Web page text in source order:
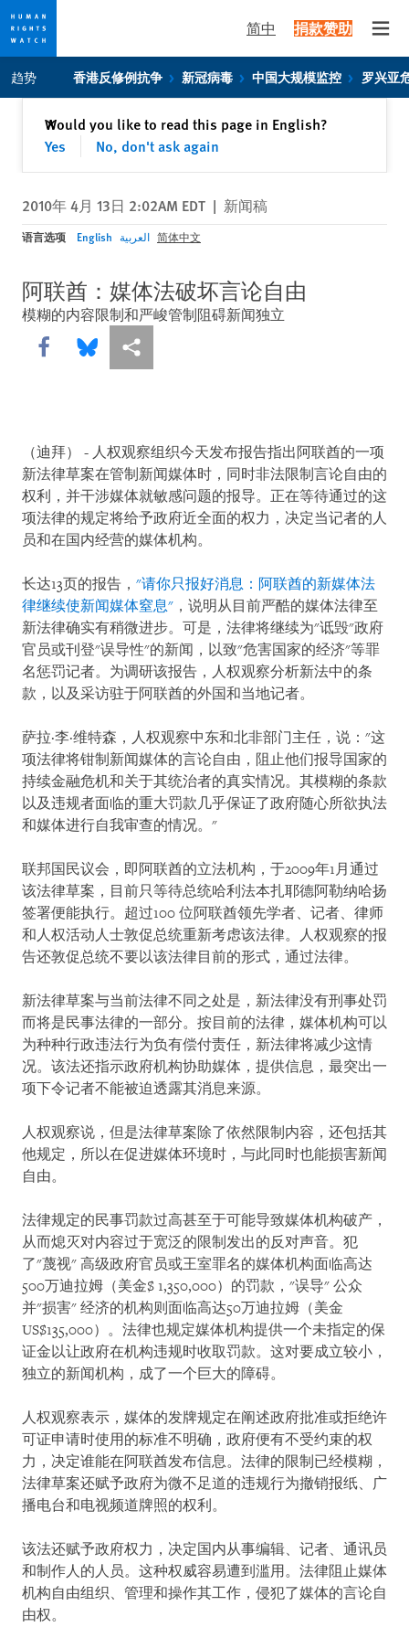
Skip
to
privacy
Skip
to
content
简中 捐款赞助
趋势 香港反修例抗争 新冠病毒 中国大规模监控 罗兴亚
Would you like to read this page in English?
Yes
No, don't ask again
✕关闭
2010年 4月 13日 2:02AM EDT | 新闻稿
语言选项 English العربية 简体中文
阿联酋：媒体法破坏言论自由
模糊的内容限制和严峻管制阻碍新闻独立
Share this via Facebook
Share this via Bluesky
More sharing options
（迪拜） - 人权观察组织今天发布报告指出阿联酋的一项
新法律草案在管制新闻媒体时，同时非法限制言论自由的
权利，并干涉媒体就敏感问题的报导。正在等待通过的这
项法律的规定将给予政府近全面的权力，决定当记者的人
员和在国内经营的媒体机构。
长达13页的报告， "请你只报好消息：阿联酋的新媒体法
律继续使新闻媒体窒息" ，说明从目前严酷的媒体法律至
新法律确实有稍微进步。可是，法律将继续为"诋毁"政府
官员或刊登"误导性"的新闻，以致"危害国家的经济"等罪
名惩罚记者。为调研该报告，人权观察分析新法中的条
款，以及采访驻于阿联酋的外国和当地记者。
萨拉·李·维特森，人权观察中东和北非部门主任，说："这
项法律将钳制新闻媒体的言论自由，阻止他们报导国家的
持续金融危机和关于其统治者的真实情况。其模糊的条款
以及违规者面临的重大罚款几乎保证了政府随心所欲执法
和媒体进行自我审查的情况。"
联邦国民议会，即阿联酋的立法机构，于2009年1月通过
该法律草案，目前只等待总统哈利法本扎耶德阿勒纳哈扬
签署便能执行。超过100 位阿联酋领先学者、记者、律师
和人权活动人士敦促总统重新考虑该法律。人权观察的报
告还敦促总统不要以该法律目前的形式，通过法律。
新法律草案与当前法律不同之处是，新法律没有刑事处罚
而将是民事法律的一部分。按目前的法律，媒体机构可以
为种种行政违法行为负有偿付责任，新法律将减少这情
况。该法还指示政府机构协助媒体，提供信息，最突出一
项下令记者不能被迫透露其消息来源。
人权观察说，但是法律草案除了依然限制内容，还包括其
他规定，所以在促进媒体环境时，与此同时也能损害新闻
自由。
法律规定的民事罚款过高甚至于可能导致媒体机构破产，
从而熄灭对内容过于宽泛的限制发出的反对声音。犯
了"蔑视" 高级政府官员或王室罪名的媒体机构面临高达
500万迪拉姆（美金$ 1,350,000）的罚款，"误导" 公众
并"损害" 经济的机构则面临高达50万迪拉姆（美金
US$135,000）。法律也规定媒体机构提供一个未指定的保
证金以让政府在机构违规时收取罚款。这对要成立较小，
独立的新闻机构，成了一个巨大的障碍。
人权观察表示，媒体的发牌规定在阐述政府批准或拒绝许
可证申请时使用的标准不明确，政府便有不受约束的权
力，决定谁能在阿联酋发布信息。法律的限制已经模糊，
法律草案还赋予政府为微不足道的违规行为撤销报纸、广
播电台和电视频道牌照的权利。
该法还赋予政府权力，决定国内从事编辑、记者、通讯员
和制作人的人员。这种权威容易遭到滥用。法律阻止媒体
机构自由组织、管理和操作其工作，侵犯了媒体的言论自
由权。